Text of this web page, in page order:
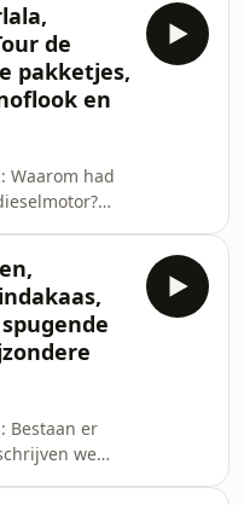
antieke
Wat
werken?
zwarte gaten
de
pakketjes,
en
om te laten
kuit uit
vlak boven
dat
het
er met het
we